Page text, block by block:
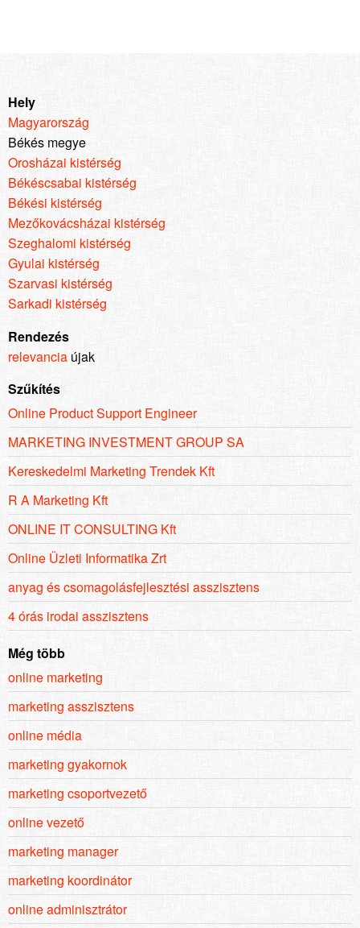
Hely
Magyarország
Békés megye
Orosházai kistérség
Békéscsabai kistérség
Békési kistérség
Mezőkovácsházai kistérség
Szeghalomi kistérség
Gyulai kistérség
Szarvasi kistérség
Sarkadi kistérség
Rendezés
relevancia újak
Szűkítés
Online Product Support Engineer
MARKETING INVESTMENT GROUP SA
Kereskedelmi Marketing Trendek Kft
R A Marketing Kft
ONLINE IT CONSULTING Kft
Online Üzleti Informatika Zrt
anyag és csomagolásfejlesztési asszisztens
4 órás irodai asszisztens
Még több
online marketing
marketing asszisztens
online média
marketing gyakornok
marketing csoportvezető
online vezető
marketing manager
marketing koordinátor
online adminisztrátor